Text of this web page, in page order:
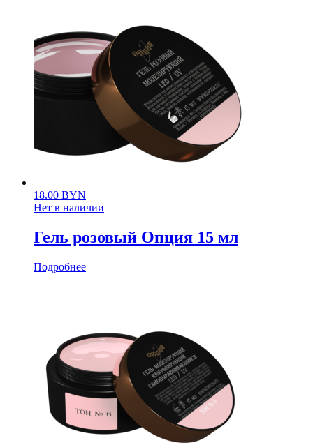
18.00 BYN
Нет в наличии
Гель розовый Опция 15 мл
Подробнее